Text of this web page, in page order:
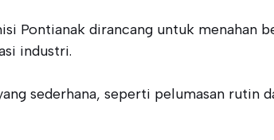
Pontianak dirancang untuk menahan
industri.
sederhana, seperti pelumasan rutin